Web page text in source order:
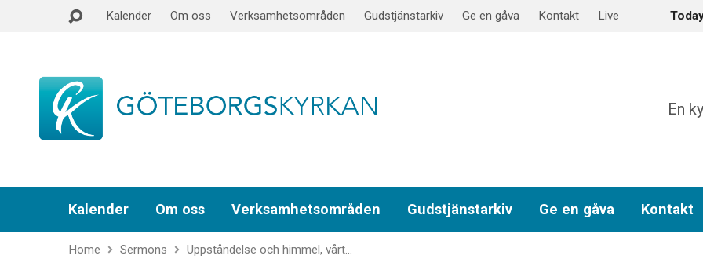
Kalender Om oss Verksamhetsområden Gudstjänstarkiv Ge en gåva Kontakt Live
En
Kalender Om oss Verksamhetsområden Gudstjänstarkiv Ge en gåva Kontakt
Home Sermons Uppståndelse och himmel, vårt…